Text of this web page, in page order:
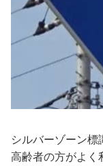
シルバーゾーン
高齢者の方がよく